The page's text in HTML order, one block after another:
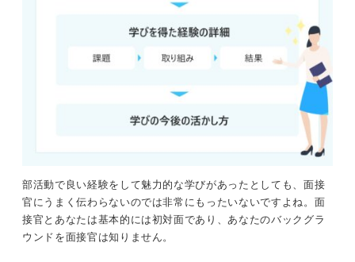
部活動で良い経験をして魅力的な学びがあったとしても、面接
官にうまく伝わらないのでは非常にもったいないですよね。面
接官とあなたは基本的には初対面であり、あなたのバックグラ
ウンドを面接官は知りません。